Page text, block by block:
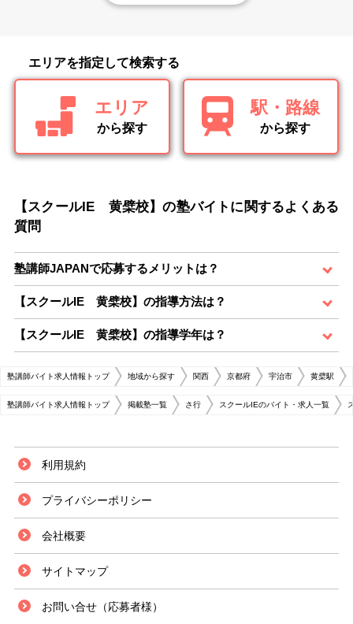
エリアを指定して検索する
エリア
から探す
駅・路線
から探す
【スクールIE 黄檗校】の塾バイトに関するよくある
質問
塾講師JAPANで応募するメリットは？
【スクールIE 黄檗校】の指導方法は？
【スクールIE 黄檗校】の指導学年は？
塾講師バイト求人情報トップ 地域から探す 関西 京都府 宇治市 黄檗駅
塾講師バイト求人情報トップ 掲載塾一覧 さ行 スクールIEのバイト・求人一覧
利用規約
プライバシーポリシー
会社概要
サイトマップ
お問い合せ（応募者様）